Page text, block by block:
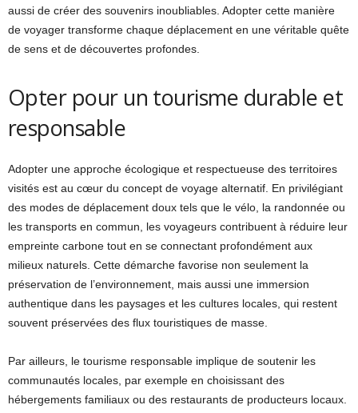
aussi de créer des souvenirs inoubliables. Adopter cette manière
de voyager transforme chaque déplacement en une véritable quête
de sens et de découvertes profondes.
Opter pour un tourisme durable et
responsable
Adopter une approche écologique et respectueuse des territoires
visités est au cœur du concept de voyage alternatif. En privilégiant
des modes de déplacement doux tels que le vélo, la randonnée ou
les transports en commun, les voyageurs contribuent à réduire leur
empreinte carbone tout en se connectant profondément aux
milieux naturels. Cette démarche favorise non seulement la
préservation de l’environnement, mais aussi une immersion
authentique dans les paysages et les cultures locales, qui restent
souvent préservées des flux touristiques de masse.
Par ailleurs, le tourisme responsable implique de soutenir les
communautés locales, par exemple en choisissant des
hébergements familiaux ou des restaurants de producteurs locaux.